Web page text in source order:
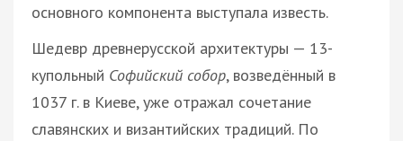
основного компонента выступала известь.
Шедевр древнерусской архитектуры — 13-
купольный Софийский собор, возведённый в
1037 г. в Киеве, уже отражал сочетание
славянских и византийских традиций. По